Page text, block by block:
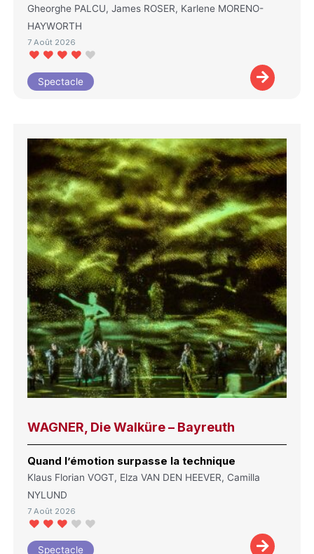
Gheorghe PALCU, James ROSER, Karlene MORENO-
HAYWORTH
7 Août 2026
Spectacle
WAGNER, Die Walküre – Bayreuth
Quand l’émotion surpasse la technique
Klaus Florian VOGT, Elza VAN DEN HEEVER, Camilla
NYLUND
7 Août 2026
Spectacle